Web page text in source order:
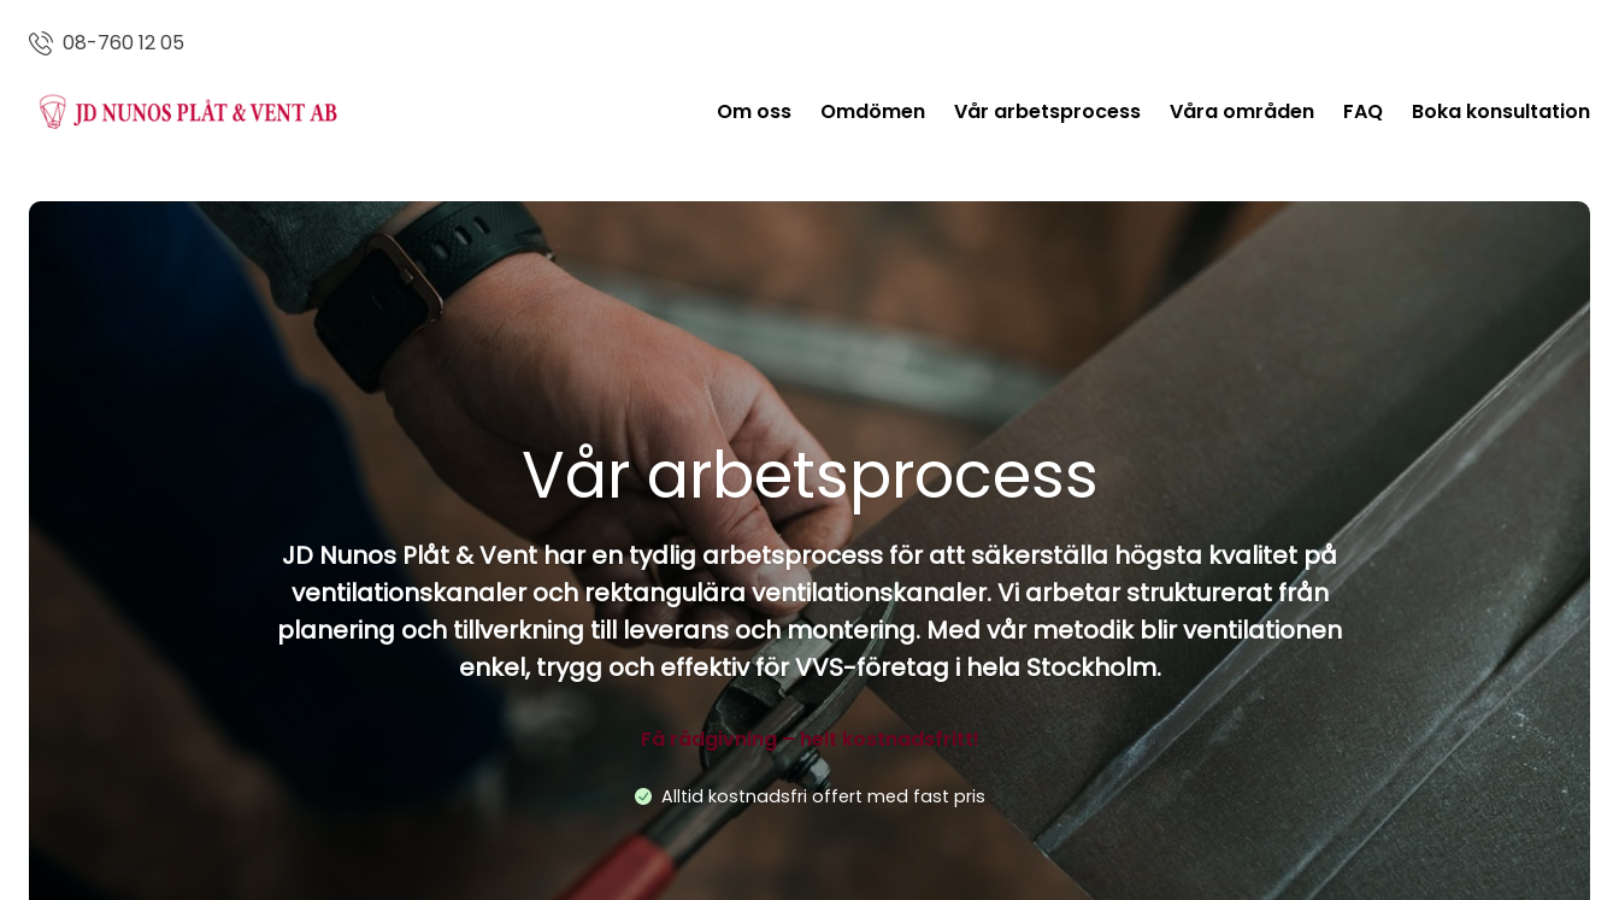
08-760 12 05
Om oss Omdömen Vår arbetsprocess Våra områden FAQ Boka konsultation
Vår arbetsprocess
JD Nunos Plåt & Vent har en tydlig arbetsprocess för att säkerställa högsta kvalitet på
ventilationskanaler och rektangulära ventilationskanaler. Vi arbetar strukturerat från
planering och tillverkning till leverans och montering. Med vår metodik blir ventilationen
enkel, trygg och effektiv för VVS-företag i hela Stockholm.
Få rådgivning – helt kostnadsfritt!
Alltid kostnadsfri offert med fast pris